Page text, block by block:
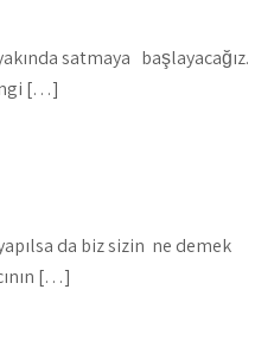
satmaya başlayacağız.
[…]
da biz sizin ne demek
[…]